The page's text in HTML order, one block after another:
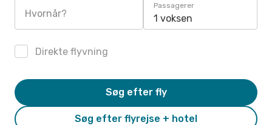
Hvornår?
Passagerer
1 voksen
Direkte flyvning
Søg efter flyrejse + hotel
Søg efter fly